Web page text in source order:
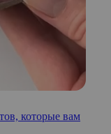
которые вам